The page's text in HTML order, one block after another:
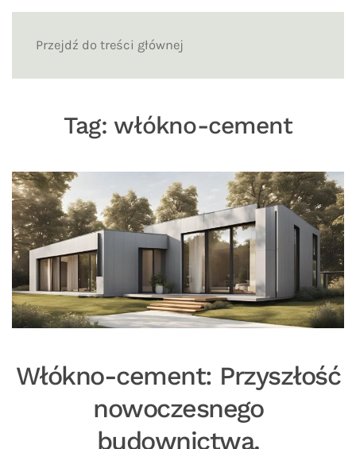
Przejdź do treści głównej
Tag: włókno-cement
Włókno-cement: Przyszłość
nowoczesnego
budownictwa.